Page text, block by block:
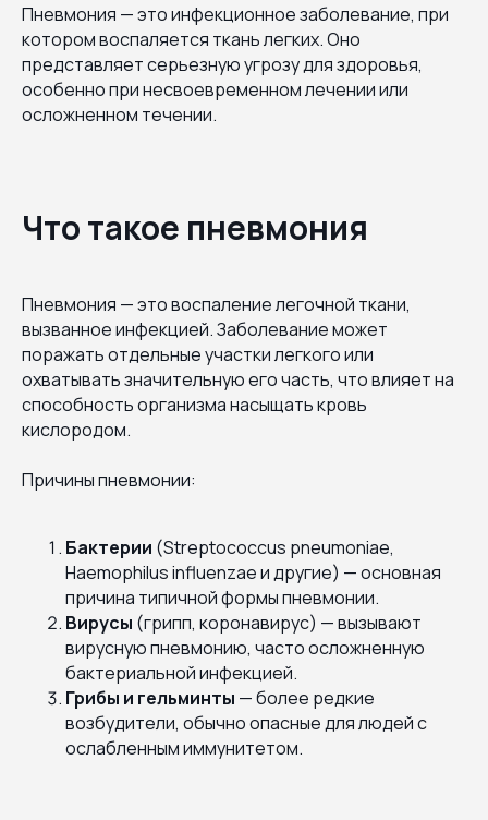
Пневмония — это инфекционное заболевание, при
котором воспаляется ткань легких. Оно
представляет серьезную угрозу для здоровья,
особенно при несвоевременном лечении или
осложненном течении.
Что такое пневмония
Пневмония — это воспаление легочной ткани,
вызванное инфекцией. Заболевание может
поражать отдельные участки легкого или
охватывать значительную его часть, что влияет на
способность организма насыщать кровь
кислородом.
Причины пневмонии:
Бактерии (Streptococcus pneumoniae,
Haemophilus influenzae и другие) — основная
причина типичной формы пневмонии.
Вирусы (грипп, коронавирус) — вызывают
вирусную пневмонию, часто осложненную
бактериальной инфекцией.
Грибы и гельминты — более редкие
возбудители, обычно опасные для людей с
ослабленным иммунитетом.